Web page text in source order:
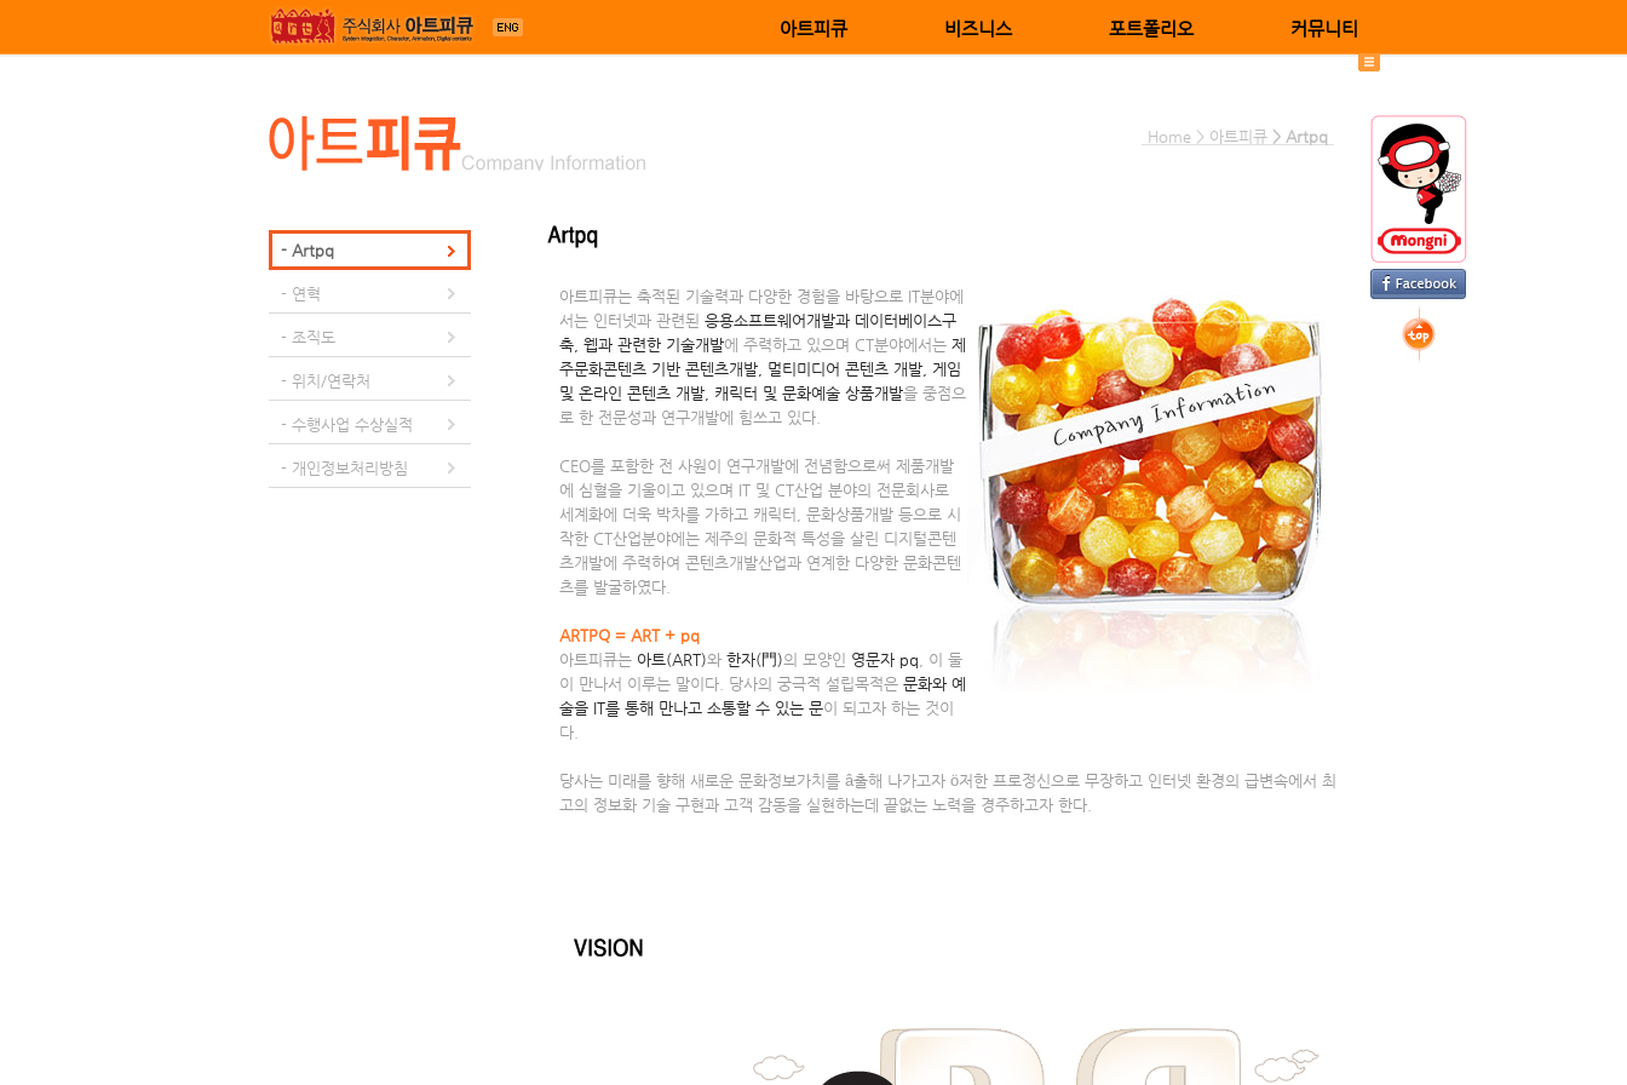
아트피큐 비즈니스 포트폴리오 커뮤니티
- Artpq
- 연혁
- 조직도
- 위치/연락처
- 수행사업 수상실적
- 개인정보처리방침
Home > 아트피큐 > Artpq
아트피큐는 축적된 기술력과 다양한 경험을 바탕으로 IT분야에
서는 인터넷과 관련된 응용소프트웨어개발과 데이터베이스구
축, 웹과 관련한 기술개발에 주력하고 있으며 CT분야에서는 제
주문화콘텐츠 기반 콘텐츠개발, 멀티미디어 콘텐츠 개발, 게임
및 온라인 콘텐츠 개발, 캐릭터 및 문화예술 상품개발을 중점으
로 한 전문성과 연구개발에 힘쓰고 있다.
CEO를 포함한 전 사원이 연구개발에 전념함으로써 제품개발
에 심혈을 기울이고 있으며 IT 및 CT산업 분야의 전문회사로
세계화에 더욱 박차를 가하고 캐릭터, 문화상품개발 등으로 시
작한 CT산업분야에는 제주의 문화적 특성을 살린 디지털콘텐
츠개발에 주력하여 콘텐츠개발산업과 연계한 다양한 문화콘텐
츠를 발굴하였다.
ARTPQ = ART + pq
아트피큐는 아트(ART)와 한자(門)의 모양인 영문자 pq , 이 둘
이 만나서 이루는 말이다. 당사의 궁극적 설립목적은 문화와 예
술을 IT를 통해 만나고 소통할 수 있는 문이 되고자 하는 것이
다.
당사는 미래를 향해 새로운 문화정보가치를 â출해 나가고자 ö저한 프로정신으로 무장하고 인터넷 환경의 급변속에서 최
고의 정보화 기술 구현과 고객 감동을 실현하는데 끝없는 노력을 경주하고자 한다.